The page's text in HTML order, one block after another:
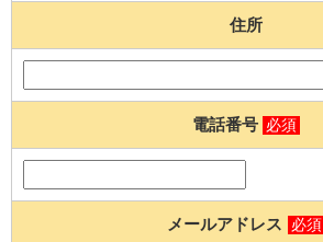
住所
電話番号 必須
メールアドレス 必須